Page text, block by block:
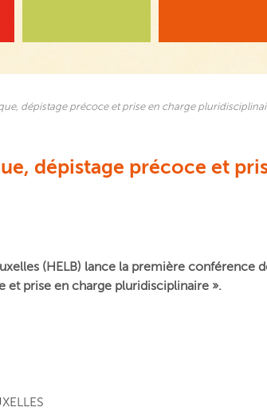
dépistage précoce et prise en charge
dépistage précoce et
(HELB) lance la première conférence
et prise en charge pluridisciplinaire ».